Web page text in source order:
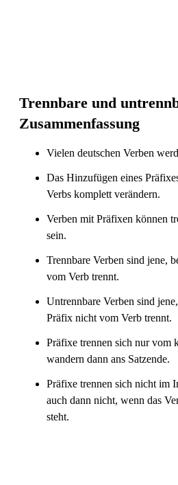
Trennbare und
Zusammenfassung
Vielen deutschen Verben
Das Hinzufügen eines
Verbs komplett verändern.
Verben mit Präfixen können
sein.
Trennbare Verben sind jene,
vom Verb trennt.
Untrennbare Verben sind
Präfix nicht vom Verb trennt.
Präfixe trennen sich nur vom
wandern dann ans Satzende.
Präfixe trennen sich nicht im
auch dann nicht, wenn das
steht.